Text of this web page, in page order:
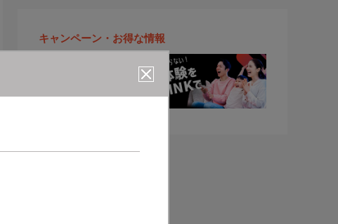
キャンペーン・お得な情報